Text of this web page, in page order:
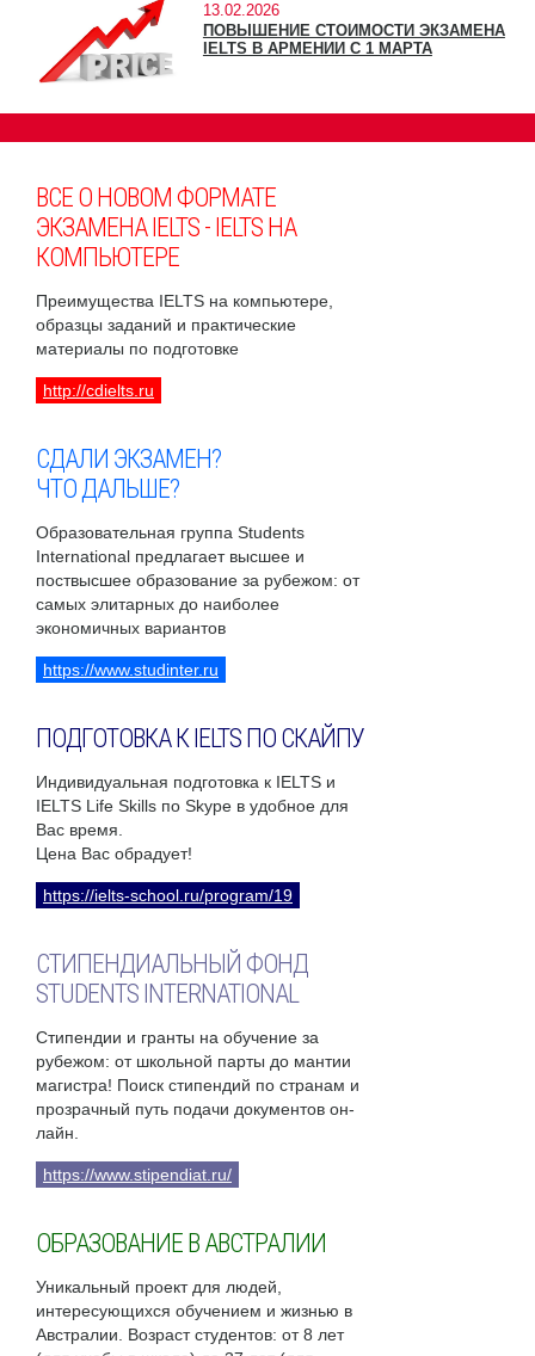
13.02.2026
ПОВЫШЕНИЕ СТОИМОСТИ ЭКЗАМЕНА
IELTS В АРМЕНИИ С 1 МАРТА
ВСЕ О НОВОМ ФОРМАТЕ
ЭКЗАМЕНА IELTS - IELTS НА
КОМПЬЮТЕРЕ
Преимущества IELTS на компьютере,
образцы заданий и практические
материалы по подготовке
http://cdielts.ru
СДАЛИ ЭКЗАМЕН?
ЧТО ДАЛЬШЕ?
Образовательная группа Students
International предлагает высшее и
поствысшее образование за рубежом: от
самых элитарных до наиболее
экономичных вариантов
https://www.studinter.ru
ПОДГОТОВКА К IELTS ПО СКАЙПУ
Индивидуальная подготовка к IELTS и
IELTS Life Skills по Skype в удобное для
Вас время.
Цена Вас обрадует!
https://ielts-school.ru/program/19
СТИПЕНДИАЛЬНЫЙ ФОНД
STUDENTS INTERNATIONAL
Стипендии и гранты на обучение за
рубежом: от школьной парты до мантии
магистра! Поиск стипендий по странам и
прозрачный путь подачи документов он-
лайн.
https://www.stipendiat.ru/
ОБРАЗОВАНИЕ В АВСТРАЛИИ
Уникальный проект для людей,
интересующихся обучением и жизнью в
Австралии. Возраст студентов: от 8 лет